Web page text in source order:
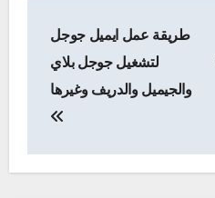
طريقة عمل ايميل جوجل
لتشغيل جوجل بلاي
والجيميل والدريف وغيرها